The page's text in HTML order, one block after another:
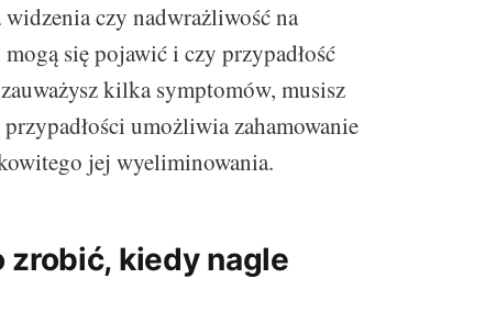
czy nadwrażliwość na
się pojawić i czy przypadłość
kilka symptomów, musisz
przypadłości umożliwia zahamowanie
jej wyeliminowania.
kiedy nagle